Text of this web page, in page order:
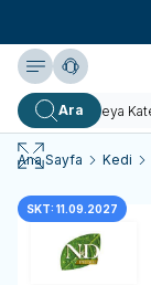
Yardım
Ara
Ana Sayfa Kedi
SKT: 11.09.2027